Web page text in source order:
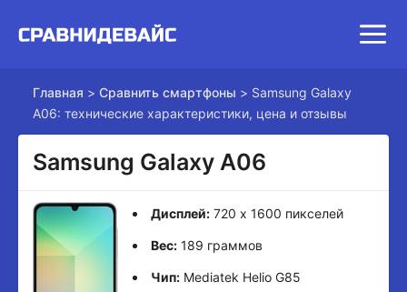
Главная > Сравнить смартфоны > Samsung Galaxy
A06: технические характеристики, цена и отзывы
Samsung Galaxy A06
Дисплей:720 x 1600 пикселей
Вес:189 граммов
Чип:Mediatek Helio G85